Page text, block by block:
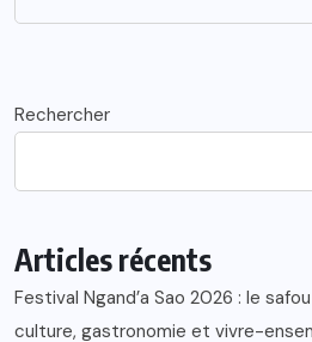
Rechercher
Articles récents
Festival Ngand’a Sao 2026 : le
culture, gastronomie et vivre-